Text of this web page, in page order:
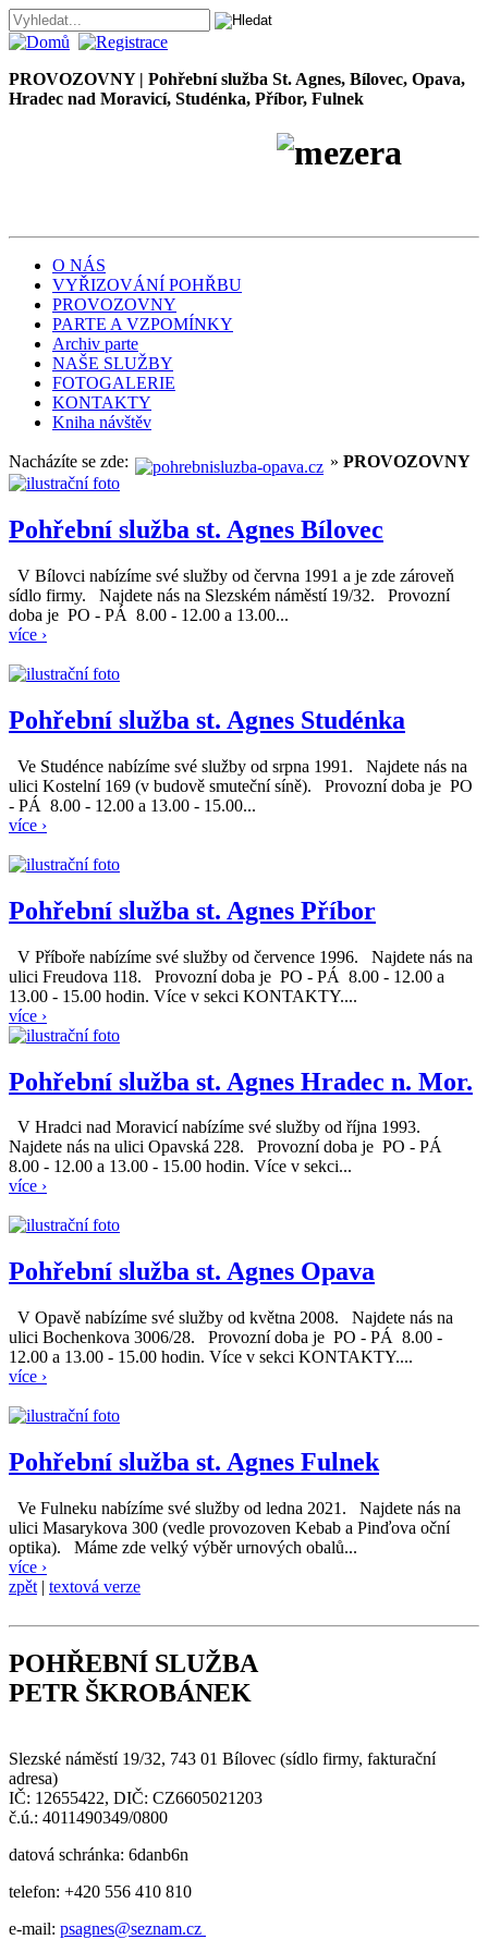
PROVOZOVNY | Pohřební služba St. Agnes, Bílovec, Opava,
Hradec nad Moravicí, Studénka, Příbor, Fulnek
O NÁS
VYŘIZOVÁNÍ POHŘBU
PROVOZOVNY
PARTE A VZPOMÍNKY
Archiv parte
NAŠE SLUŽBY
FOTOGALERIE
KONTAKTY
Kniha návštěv
Nacházíte se zde: » PROVOZOVNY
Pohřební služba st. Agnes Bílovec
V Bílovci nabízíme své služby od června 1991 a je zde zároveň
sídlo firmy. Najdete nás na Slezském náměstí 19/32. Provozní
doba je PO - PÁ 8.00 - 12.00 a 13.00...
více ›
Pohřební služba st. Agnes Studénka
Ve Studénce nabízíme své služby od srpna 1991. Najdete nás na
ulici Kostelní 169 (v budově smuteční síně). Provozní doba je PO
- PÁ 8.00 - 12.00 a 13.00 - 15.00...
více ›
Pohřební služba st. Agnes Příbor
V Příboře nabízíme své služby od července 1996. Najdete nás na
ulici Freudova 118. Provozní doba je PO - PÁ 8.00 - 12.00 a
13.00 - 15.00 hodin. Více v sekci KONTAKTY....
více ›
Pohřební služba st. Agnes Hradec n. Mor.
V Hradci nad Moravicí nabízíme své služby od října 1993.
Najdete nás na ulici Opavská 228. Provozní doba je PO - PÁ
8.00 - 12.00 a 13.00 - 15.00 hodin. Více v sekci...
více ›
Pohřební služba st. Agnes Opava
V Opavě nabízíme své služby od května 2008. Najdete nás na
ulici Bochenkova 3006/28. Provozní doba je PO - PÁ 8.00 -
12.00 a 13.00 - 15.00 hodin. Více v sekci KONTAKTY....
více ›
Pohřební služba st. Agnes Fulnek
Ve Fulneku nabízíme své služby od ledna 2021. Najdete nás na
ulici Masarykova 300 (vedle provozoven Kebab a Pinďova oční
optika). Máme zde velký výběr urnových obalů...
více ›
zpět | textová verze
POHŘEBNÍ SLUŽBA
PETR ŠKROBÁNEK
Slezské náměstí 19/32, 743 01 Bílovec (sídlo firmy, fakturační
adresa)
IČ: 12655422, DIČ: CZ6605021203
č.ú.: 4011490349/0800
datová schránka: 6danb6n
telefon: +420 556 410 810
e-mail: psagnes@seznam.cz